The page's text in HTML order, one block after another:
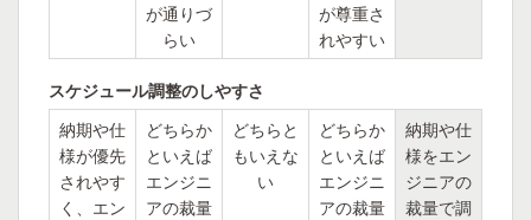
が通りづ
らい
が尊重さ
れやすい
スケジュール調整のしやすさ
納期や仕
様が優先
されやす
く、エン
どちらか
といえば
エンジニ
アの裁量
どちらと
もいえな
い
どちらか
といえば
エンジニ
アの裁量
納期や仕
様をエン
ジニアの
裁量で調